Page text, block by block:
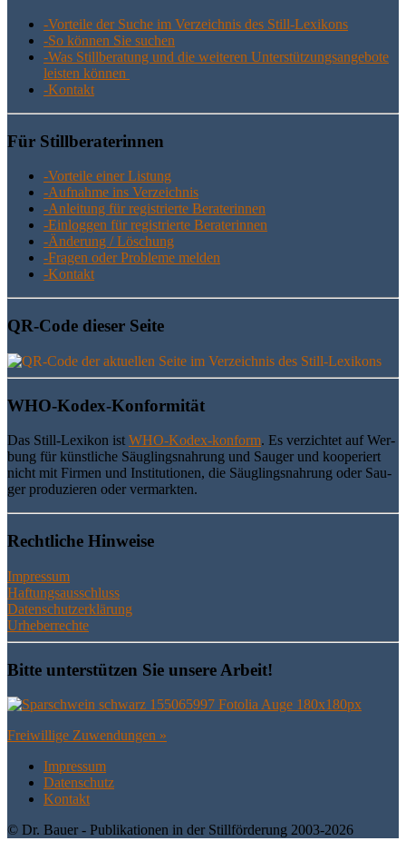
-Vor­tei­le der Suche im Ver­zeich­nis des Still-Lexikons
-So kön­nen Sie suchen
-Was Still­be­ra­tung und die wei­te­ren Unter­stüt­zungs­an­ge­bo­te
leis­ten können
-Kon­takt
Für Still­be­ra­te­rin­nen
-Vor­tei­le einer Listung
-Auf­nah­me ins Verzeichnis
-Anlei­tung für regis­trier­te Beraterinnen
-Ein­log­gen für regis­trier­te Beraterinnen
-Ände­rung / Löschung
-Fra­gen oder Pro­ble­me melden
-Kon­takt
QR-Code die­ser Seite
WHO-Kodex-Kon­for­mi­tät
Das Still-Lexi­kon ist WHO-Kodex-kon­form. Es ver­zich­tet auf Wer­
bung für künst­li­che Säug­lings­nah­rung und Sau­ger und koope­riert
nicht mit Fir­men und Insti­tu­tio­nen, die Säug­lings­nah­rung oder Sau­
ger pro­du­zie­ren oder vermarkten.
Recht­li­che Hinweise
Impressum
Haftungsausschluss
Datenschutzerklärung
Urheberrechte
Bit­te unter­stüt­zen Sie unse­re Arbeit!
Frei­wil­li­ge Zuwendungen »
Impres­sum
Daten­schutz
Kon­takt
© Dr. Bauer - Publikationen in der Stillförderung 2003-2026